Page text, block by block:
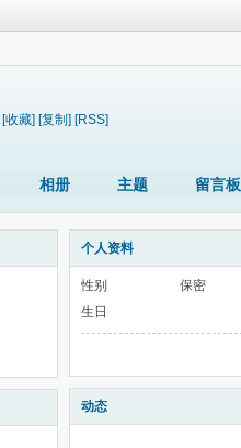
[收藏] [复制] [RSS]
相册 主题 留言板
个人资料
性别
保密
生日
动态